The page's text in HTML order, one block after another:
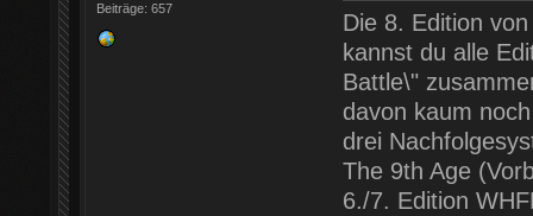
Beiträge: 657
Die 8. Edition
kannst du alle
Battle\"
davon kaum
drei
The 9th Age
6./7. Edition